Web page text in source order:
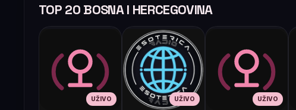
TOP 20 BOSNA I HERCEGOVINA
UŽIVO UŽIVO UŽIVO